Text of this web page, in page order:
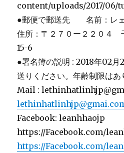
content/uploads/2017/06/
●郵便で郵送先 名前：
住所：〒２７０ー２２０４
15-6
●署名簿の説明 : 2018年02月
送りください。年齢制限はあ
Mail :
Facebook: leanhhaojp
https://Facebook.com/
https://Facebook.com/